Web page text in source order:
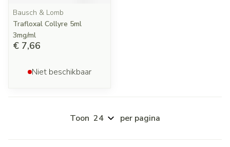
Bausch & Lomb
Trafloxal Collyre 5ml
3mg/ml
€ 7,66
Niet beschikbaar
Toon per pagina